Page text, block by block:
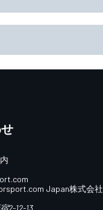
の日本レース探訪記
Japan株式会社